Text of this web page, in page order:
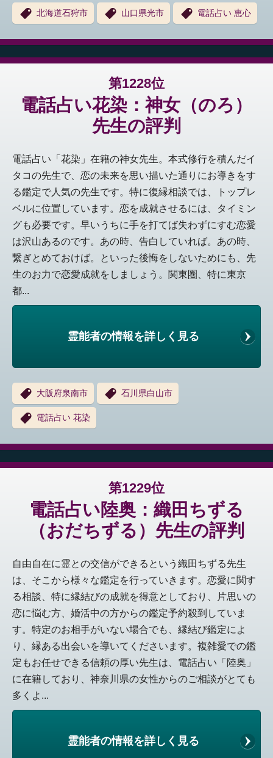
北海道石狩市 山口県光市 電話占い 恵心
第1228位
電話占い花染：神女（のろ）
先生の評判
電話占い「花染」在籍の神女先生。本式修行を積んだイ
タコの先生で、恋の未来を思い描いた通りにお導きをす
る鑑定で人気の先生です。特に復縁相談では、トップレ
ベルに位置しています。恋を成就させるには、タイミン
グも必要です。早いうちに手を打てば失わずにすむ恋愛
は沢山あるのです。あの時、告白していれば。あの時、
繋ぎとめておけば。といった後悔をしないためにも、先
生のお力で恋愛成就をしましょう。関東圏、特に東京
都...
霊能者の情報を詳しく見る
大阪府泉南市 石川県白山市
電話占い 花染
第1229位
電話占い陸奥：織田ちずる
（おだちずる）先生の評判
自由自在に霊との交信ができるという織田ちずる先生
は、そこから様々な鑑定を行っていきます。恋愛に関す
る相談、特に縁結びの成就を得意としており、片思いの
恋に悩む方、婚活中の方からの鑑定予約殺到していま
す。特定のお相手がいない場合でも、縁結び鑑定によ
り、縁ある出会いを導いてくださいます。複雑愛での鑑
定もお任せできる信頼の厚い先生は、電話占い「陸奥」
に在籍しており、神奈川県の女性からのご相談がとても
多くよ...
霊能者の情報を詳しく見る